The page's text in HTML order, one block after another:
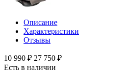
Описание
Характеристики
Отзывы
10 990 ₽ 27 750 ₽
Есть в наличии